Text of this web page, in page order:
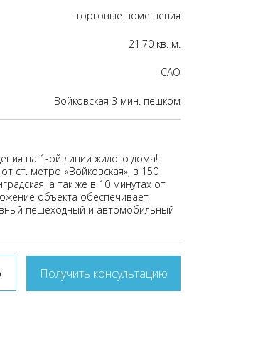
торговые помещения
21.70 кв. м.
CАО
Войковская 3 мин. пешком
на 1-ой линии жилого дома!
ст. метро «Войковская», в 150
а так же в 10 минутах от
объекта обеспечивает
пешеходный и автомобильный
Получить консультацию